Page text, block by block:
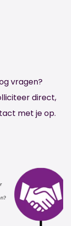
vragen?
direct,
met je op.